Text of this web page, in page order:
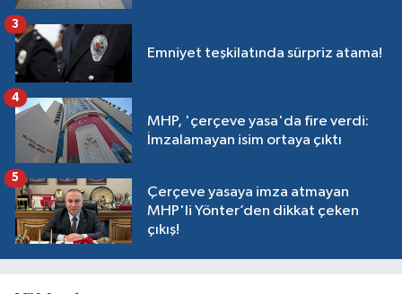
Emniyet teşkilatında sürpriz atama!
3
MHP, 'çerçeve yasa'da fire verdi:
İmzalamayan isim ortaya çıktı
4
Çerçeve yasaya imza atmayan
MHP'li Yönter’den dikkat çeken
çıkış!
5